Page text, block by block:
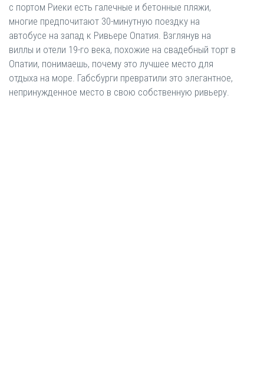
с портом Риеки есть галечные и бетонные пляжи,
многие предпочитают 30-минутную поездку на
автобусе на запад к Ривьере Опатия. Взглянув на
виллы и отели 19-го века, похожие на свадебный торт в
Опатии, понимаешь, почему это лучшее место для
отдыха на море. Габсбурги превратили это элегантное,
непринужденное место в свою собственную ривьеру.